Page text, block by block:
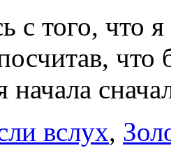
с того, что
что
вслух,